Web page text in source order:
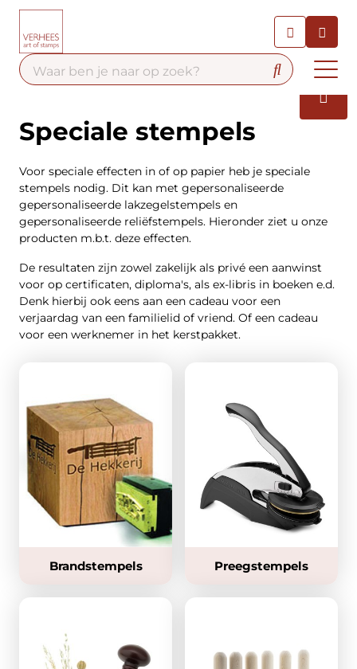
voor hulp
Contact
Speciale stempels
Voor speciale effecten in of op papier heb je speciale
stempels nodig. Dit kan met gepersonaliseerde
gepersonaliseerde lakzegelstempels en
gepersonaliseerde reliëfstempels. Hieronder ziet u onze
producten m.b.t. deze effecten.
De resultaten zijn zowel zakelijk als privé een aanwinst
voor op certificaten, diploma's, als ex-libris in boeken e.d.
Denk hierbij ook eens aan een cadeau voor een
verjaardag van een familielid of vriend. Of een cadeau
voor een werknemer in het kerstpakket.
Brandstempels Preegstempels